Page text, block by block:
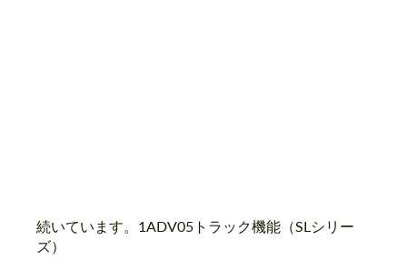
続いています。1ADV05トラック機能（SLシリー
ズ）
ﾂづ慊つｷﾂ。
ﾂづ慊つｷﾂ。